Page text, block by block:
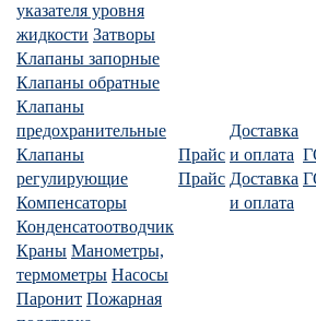
указателя уровня
жидкости Затворы
Клапаны запорные
Клапаны обратные
Клапаны
предохранительные
Клапаны
регулирующие
Компенсаторы
Конденсатоотводчик
Краны Манометры,
термометры Насосы
Паронит Пожарная
Прайс
Прайс
Доставка
и оплата
Доставка
и оплата